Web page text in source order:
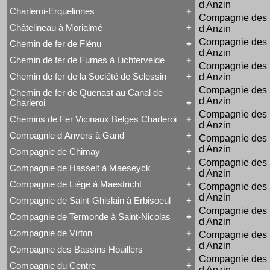
Série 73
Série 82
Class 66
DE 18
Série 27
Série 77
Tout Charleroi à Louvain
23 à 25
50 à 53
60 à 61
62 à 63
94 à 95
Charleroi-Erquelinnes
Tout Charleroi-Erquelinnes
David Joy
Saint-Léonard
Varsovie-Vienne
Châtelineau à Morialmé
Tout Châtelineau à Morialmé
42 à 44
Chemin de fer de Flénu
Tout Chemin de fer de Flénu
Chemin de fer de Flénu
Chemin de fer de Furnes à Lichtervelde
Tout Chemin de fer de Furnes à Lichtervelde
Saint-Léonard
Chemin de fer de la Société de Sclessin
Tout Chemin de fer de la Société de Sclessin
Saint-Léonard
Chemin de fer de Quenast au Canal de
Charleroi
Tout Chemin de fer de Quenast au Canal de
Charleroi
Chemin de fer de Quenast au Canal de Charleroi
Chemins de Fer Vicinaux Belges Charleroi
Tout Chemins de Fer Vicinaux Belges Charleroi
Chemins de Fer Vicinaux Belges Charleroi
Compagnie d Anvers à Gand
Tout Compagnie d Anvers à Gand
3H
4H
5H
De Ridder
Compagnie de Chimay
Tout Compagnie de Chimay
1 à 5 (Ravachol)
51-64 (Revolver)
1 à 5
120 T Nord 2.921 à 2.950
671-676 (Viennoises)
701-710 (Engerth)
711-755 (180 unités)
Engerth
G 71
Train-Tramway
Compagnie de Hasselt à Maeseyck
Tout Compagnie de Hasselt à Maeseyck
Compagnie de Hasselt à Maeseyck
Tubize Type 10
Compagnie de Liège à Maestricht
Tout Compagnie de Liège à Maestricht
Compagnie de Liège à Maestricht
Mammouth Nord-Belge
Train-Tramway
Type 28 EB
Compagnie de Saint-Ghislain à Erbisoeul
Tout Compagnie de Saint-Ghislain à Erbisoeul
Marchandises
Voyageurs
Compagnie de Termonde à Saint-Nicolas
Tout Compagnie de Termonde à Saint-Nicolas
Cockerill
Compagnie de Termonde à Saint-Nicolas
Fox, Walker & Co
Compagnie de Virton
Tout Compagnie de Virton
Compagnie de Virton
Compagnie des Bassins Houillers
Compagnie du Centre
d Anzin
Compagnie des
d Anzin
Compagnie des
d Anzin
Compagnie des
d Anzin
Compagnie des
d Anzin
Compagnie des
d Anzin
Compagnie des
d Anzin
Compagnie des
d Anzin
Compagnie des
d Anzin
Compagnie des
d Anzin
Compagnie des
d Anzin
Compagnie des